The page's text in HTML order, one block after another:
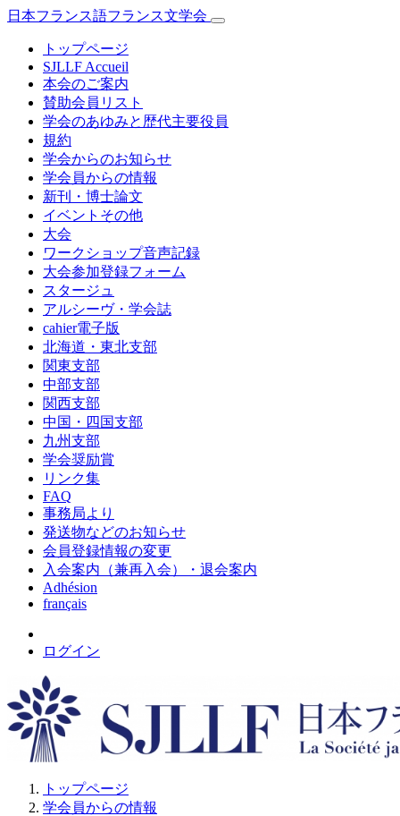
日本フランス語フランス文学会
トップページ
SJLLF Accueil
本会のご案内
賛助会員リスト
学会のあゆみと歴代主要役員
規約
学会からのお知らせ
学会員からの情報
新刊・博士論文
イベントその他
大会
ワークショップ音声記録
大会参加登録フォーム
スタージュ
アルシーヴ・学会誌
cahier電子版
北海道・東北支部
関東支部
中部支部
関西支部
中国・四国支部
九州支部
学会奨励賞
リンク集
FAQ
事務局より
発送物などのお知らせ
会員登録情報の変更
入会案内（兼再入会）・退会案内
Adhésion
français
ログイン
トップページ
学会員からの情報